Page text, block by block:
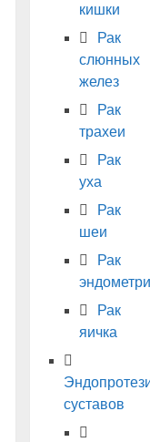
кишки
Рак
слюнных
желез
Рак
трахеи
Рак
уха
Рак
шеи
Рак
Рак
яичка
суставов